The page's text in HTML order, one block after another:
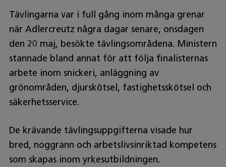
Tävlingarna var i full gång inom många grenar
när Adlercreutz några dagar senare, onsdagen
den 20 maj, besökte tävlingsområdena. Ministern
stannade bland annat för att följa finalisternas
arbete inom snickeri, anläggning av
grönområden, djurskötsel, fastighetsskötsel och
säkerhetsservice.
De krävande tävlingsuppgifterna visade hur
bred, noggrann och arbetslivsinriktad kompetens
som skapas inom yrkesutbildningen.